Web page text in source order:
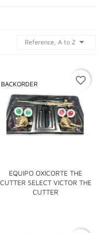
Reference, A to Z 
EQUIPO OXICORTE THE
CUTTER SELECT VICTOR THE
CUTTER
BACKORDER favorite_border